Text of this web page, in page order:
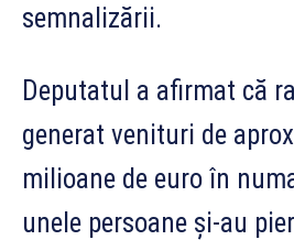
semnalizării.
Deputatul a afirmat că
generat venituri de
milioane de euro în
unele persoane și-au